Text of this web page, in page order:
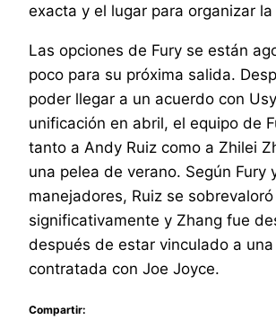
exacta y el lugar para organizar la
Las opciones de Fury se están
poco para su próxima salida.
poder llegar a un acuerdo con
unificación en abril, el equipo de
tanto a Andy Ruiz como a Zhilei
una pelea de verano. Según Fury
manejadores, Ruiz se sobrevaloró
significativamente y Zhang fue
después de estar vinculado a
contratada con Joe Joyce.
Compartir: